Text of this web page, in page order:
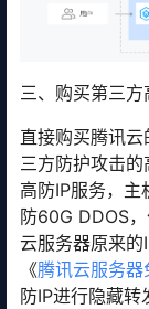
三、购买第三方
直接购买腾讯
三方防护攻击
高防IP服务，
防60G DDOS
云服务器原来
《腾讯云服务器
防IP进行隐藏